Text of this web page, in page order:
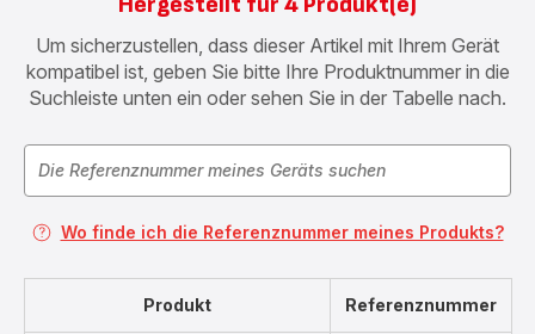
Um sicherzustellen, dass dieser Artikel mit Ihrem Gerät
kompatibel ist, geben Sie bitte Ihre Produktnummer in die
Suchleiste unten ein oder sehen Sie in der Tabelle nach.
Wo finde ich die Referenznummer meines Produkts?
Produkt Referenznummer